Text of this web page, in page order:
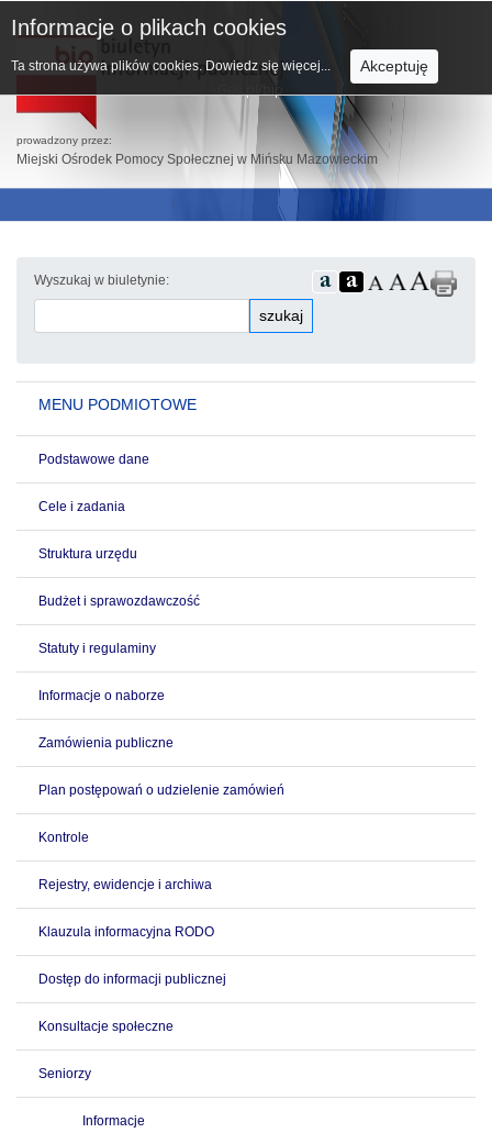
prowadzony przez:
Miejski Ośrodek Pomocy Społecznej w Mińsku Mazowieckim
Wyszukaj w biuletynie:
szukaj
MENU PODMIOTOWE
Podstawowe dane
Cele i zadania
Struktura urzędu
Budżet i sprawozdawczość
Statuty i regulaminy
Informacje o naborze
Zamówienia publiczne
Plan postępowań o udzielenie zamówień
Kontrole
Rejestry, ewidencje i archiwa
Klauzula informacyjna RODO
Dostęp do informacji publicznej
Konsultacje społeczne
Seniorzy
Informacje
Informacje o plikach cookies
Ta strona używa plików cookies. Dowiedz się więcej... Akceptuję